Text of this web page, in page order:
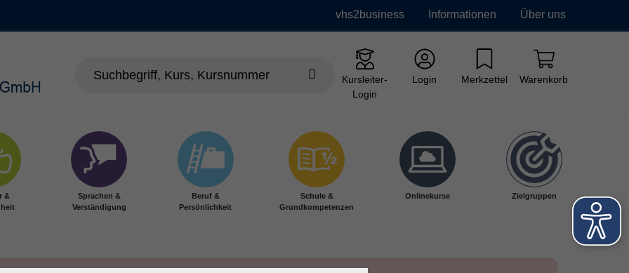
vhs2business Informationen Über uns
Kursleiter-
Login
Login Merkzettel Warenkorb
&
Sprachen &
Verständigung
Beruf &
Persönlichkeit
Schule &
Grundkompetenzen
Onlinekurse Zielgruppen